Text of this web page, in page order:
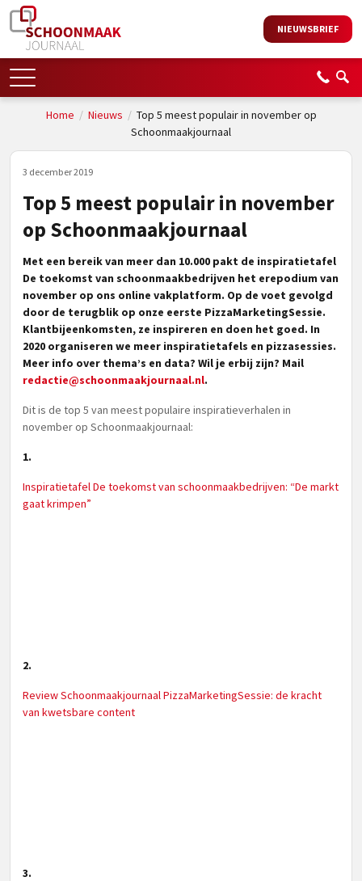
NIEUWSBRIEF
Home / Nieuws / Top 5 meest populair in november op
Schoonmaakjournaal
3 december 2019
Top 5 meest populair in november
op Schoonmaakjournaal
Met een bereik van meer dan 10.000 pakt de inspiratietafel
De toekomst van schoonmaakbedrijven het erepodium van
november op ons online vakplatform. Op de voet gevolgd
door de terugblik op onze eerste PizzaMarketingSessie.
Klantbijeenkomsten, ze inspireren en doen het goed. In
2020 organiseren we meer inspiratietafels en pizzasessies.
Meer info over thema’s en data? Wil je erbij zijn? Mail
redactie@schoonmaakjournaal.nl.
Dit is de top 5 van meest populaire inspiratieverhalen in
november op Schoonmaakjournaal:
1.
Inspiratietafel De toekomst van schoonmaakbedrijven: “De markt
gaat krimpen”
2.
Review Schoonmaakjournaal PizzaMarketingSessie: de kracht
van kwetsbare content
3.